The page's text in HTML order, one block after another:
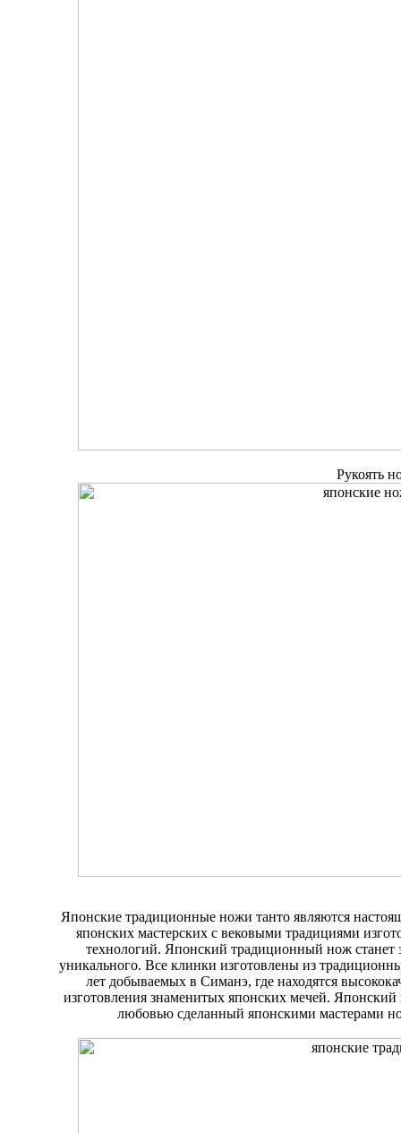
Рукоять
Японские традиционные ножи танто являются
японских мастерских с вековыми традициями
технологий. Японский традиционный нож
уникального. Все клинки изготовлены из
лет добываемых в Симанэ, где находятся
изготовления знаменитых японских мечей.
любовью сделанный японскими мастерами